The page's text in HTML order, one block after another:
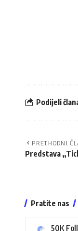
Podijeli
PRETHODNI
Predstava
Pratite nas
50K